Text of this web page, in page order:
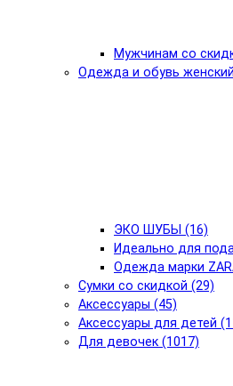
Мужчинам со
Одежда и обувь
ЭКО ШУБЫ (16)
Идеально для
Одежда марки
Сумки со скидкой (29)
Аксессуары (45)
Аксессуары для детей
Для девочек (1017)